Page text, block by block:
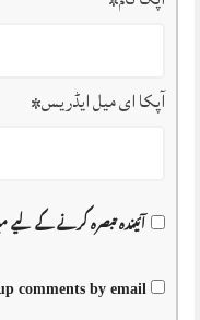
آپکا ای میل ایڈریس*
آئیندہ تبصرہ کرنے کے لیے
comments by email.